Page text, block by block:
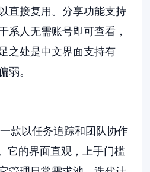
直接复用。分享功能支持
系人无需账号即可查看，
之处是中文界面支持有
弱。
款以任务追踪和团队协作
它的界面直观，上手门槛